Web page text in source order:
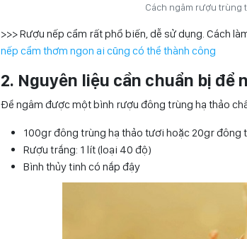
Cách ngâm rượu trùng
>>> Rượu nếp cẩm rất phổ biến, dễ sử dụng. Cách
nếp cẩm thơm ngon ai cũng có thể thành công
2. Nguyên liệu cần chuẩn bị để
Để ngâm được một bình rượu đông trùng hạ thảo
100gr đông trùng hạ thảo tươi hoặc 20gr đông
Rượu trắng: 1 lít (loại 40 độ)
Bình thủy tinh có nắp đậy